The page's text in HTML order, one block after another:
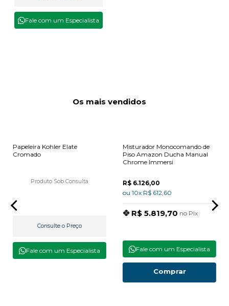
Fale com um Especialista
Os mais vendidos
Papeleira Kohler Elate
Cromado
Produto Sob Consulta
Consulte o Preço
Fale com um Especialista
Misturador Monocomando de
Piso Amazon Ducha Manual
Chrome Immersi
R$ 6.126,00
ou 10x R$ 612,60
R$ 5.819,70 no Pix
Fale com um Especialista
Comprar